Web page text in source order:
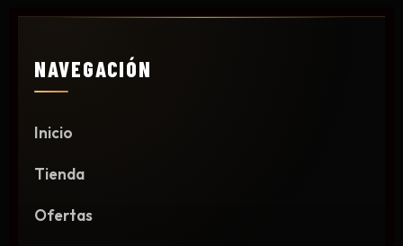
NAVEGACIÓN
Inicio
Tienda
Ofertas